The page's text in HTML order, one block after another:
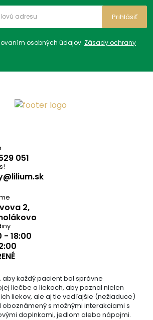
Sladidlá,Diabetes,
VD, VDA, VDA12, VDA12A,
Umelé sladidlá
Sladidlo pri hnačkách
osobných údajov. Zásady ochrany
Prihlásiť
051
2,
- 18:00
aby každý pacient bol správne
liečbe a liekoch, aby poznal nielen
liekov, ale aj tie vedľajšie (nežiaduce)
oboznámený s možnými interakciami s
doplnkami, jedlom alebo nápojmi.